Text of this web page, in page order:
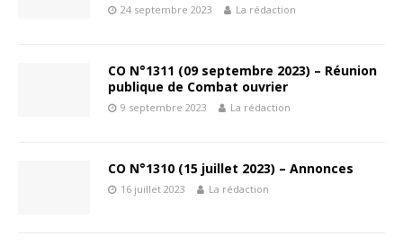
24 septembre 2023 La rédaction
CO N°1311 (09 septembre 2023) – Réunion
publique de Combat ouvrier
9 septembre 2023 La rédaction
CO N°1310 (15 juillet 2023) – Annonces
16 juillet 2023 La rédaction